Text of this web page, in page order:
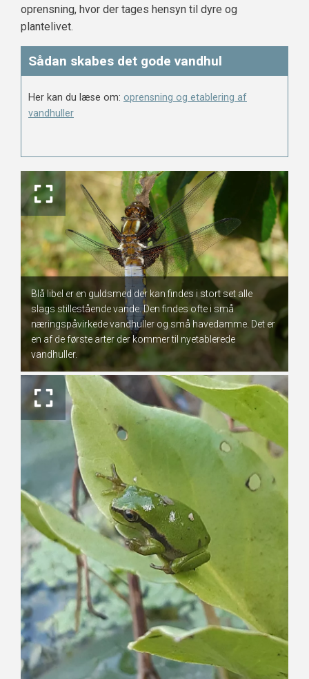
oprensning, hvor der tages hensyn til dyre og
plantelivet.
Sådan skabes det gode vandhul
Her kan du læse om: oprensning og etablering af
vandhuller
Blå libel er en guldsmed der kan findes i stort set alle
slags stillestående vande. Den findes ofte i små
næringspåvirkede vandhuller og små havedamme. Det er
en af de første arter der kommer til nyetablerede
vandhuller.